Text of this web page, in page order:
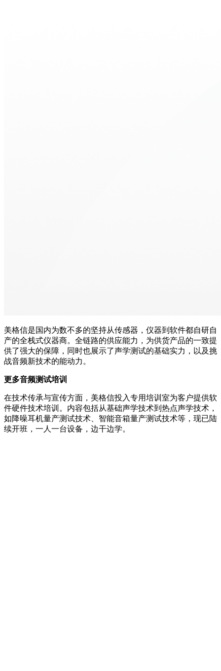
美格信是国内为数不多的坚持从传感器，仪器到软件都自研自
产的全栈式仪器商。全链路的供应能力，为供货产品的一致提
供了强大的保障，同时也展示了声学测试的基础实力，以及挑
战音频新技术的能动力。
更多音频测试培训
在技术传承与宣传方面，美格信投入专用培训室为客户提供软
件硬件技术培训。内容包括从基础声学技术到热点声学技术，
如降噪耳机量产测试技术、智能音箱量产测试技术等，现已陆
续开班，一人一台设备，边干边学。